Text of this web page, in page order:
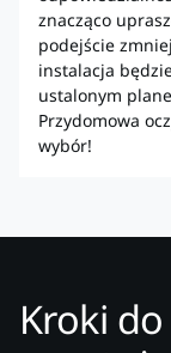
znacząco
podejście
instalacja
ustalonym
Przydomowa
wybór!
Kroki